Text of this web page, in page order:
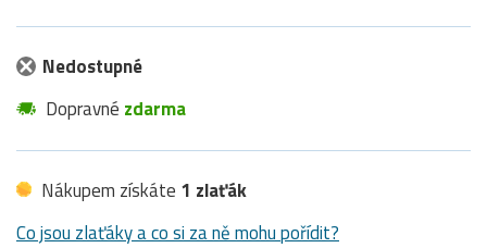
Nedostupné
Dopravné zdarma
Nákupem získáte 1 zlaťák
Co jsou zlaťáky a co si za ně mohu pořídit?